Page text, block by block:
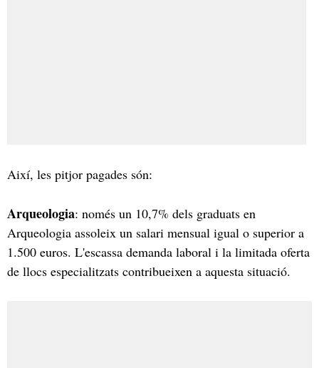
Així, les pitjor pagades són:
Arqueologia: només un 10,7% dels graduats en
Arqueologia assoleix un salari mensual igual o superior a
1.500 euros. L'escassa demanda laboral i la limitada oferta
de llocs especialitzats contribueixen a aquesta situació.